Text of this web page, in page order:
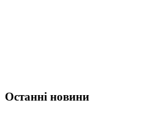
Останні новини